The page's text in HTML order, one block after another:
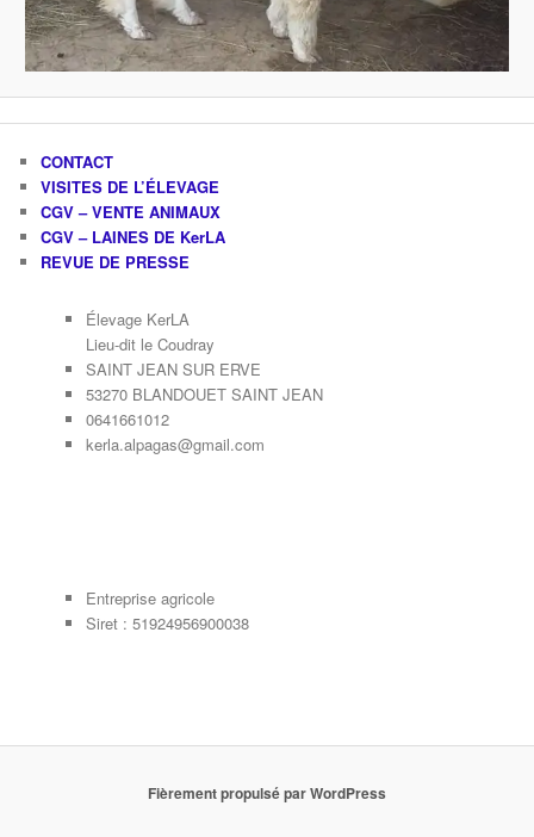
CONTACT
VISITES DE L’ÉLEVAGE
CGV – VENTE ANIMAUX
CGV – LAINES DE KerLA
REVUE DE PRESSE
Élevage KerLA
Lieu-dit le Coudray
SAINT JEAN SUR ERVE
53270 BLANDOUET SAINT JEAN
0641661012
kerla.alpagas@gmail.com
Entreprise agricole
Siret : 51924956900038
Fièrement propulsé par WordPress